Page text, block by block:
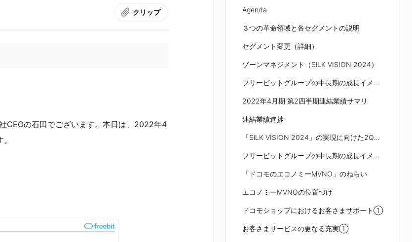
クリップ
CEOの石田でございます。本日は、2022年4
Agenda
３つの⾰命領域と各セグメントの説明
セグメント変更（詳細）
ゾーンマネジメント（SiLK VISION 2024）
フリービットグループの中⻑期の成⻑イメージ
2022年4⽉期 第2四半期連結業績サマリ
連結業績進捗
「SiLK VISION 2024」の実現に向けた2Qの動き
フリービットグループの中⻑期の成⻑イメージ
「ドコモのエコノミーMVNO」のねらい
エコノミーMVNOの位置づけ
ドコモショップにおけるお客さまサポート①
お客さまサービスの更なる充実①